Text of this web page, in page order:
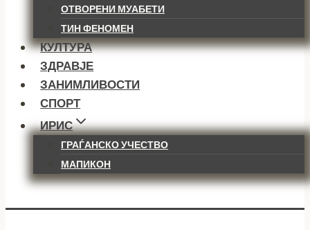
ОТВОРЕНИ МУАБЕТИ
ТИН ФЕНОМЕН
КУЛТУРА
ЗДРАВЈЕ
ЗАНИМЛИВОСТИ
СПОРТ
ИРИС
ГРАЃАНСКО УЧЕСТВО
МАПИКОН